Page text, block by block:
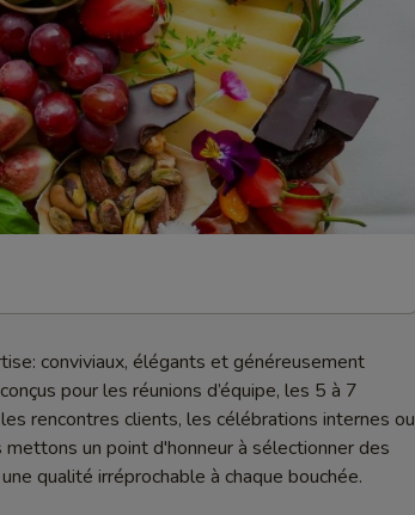
conviviaux, élégants et généreusement
pour les réunions d’équipe, les 5 à 7
rencontres clients, les célébrations internes ou
un point d'honneur à sélectionner des
qualité irréprochable à chaque bouchée.